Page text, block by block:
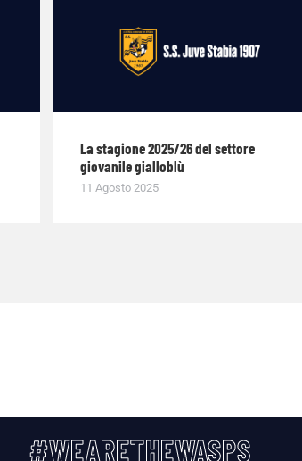
La stagione 2025/26 del settore
giovanile gialloblù
11 Agosto 2025
#WEARETHEWASPS